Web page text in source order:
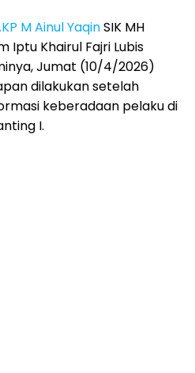
M Ainul YaqinSIK MH
Iptu Khairul Fajri Lubis
Jumat (10/4/2026)
dilakukan setelah
keberadaan pelaku di
I.